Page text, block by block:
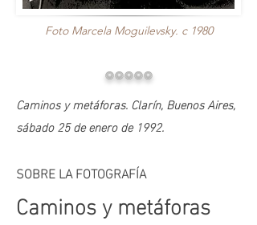
Foto Marcela Moguilevsky. c 1980
ooooo
Caminos y metáforas. Clarín, Buenos Aires,
sábado 25 de enero de 1992.
SOBRE LA FOTOGRAFÍA
Caminos y metáforas